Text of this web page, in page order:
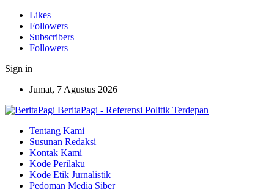
Likes
Followers
Subscribers
Followers
Sign in
Jumat, 7 Agustus 2026
BeritaPagi - Referensi Politik Terdepan
Tentang Kami
Susunan Redaksi
Kontak Kami
Kode Perilaku
Kode Etik Jurnalistik
Pedoman Media Siber